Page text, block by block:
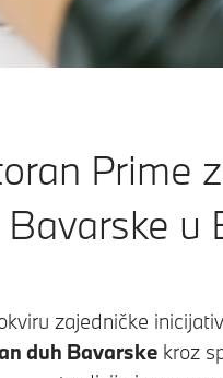
Prime
Bavarske u
zajedničke
duh Bavarskekroz